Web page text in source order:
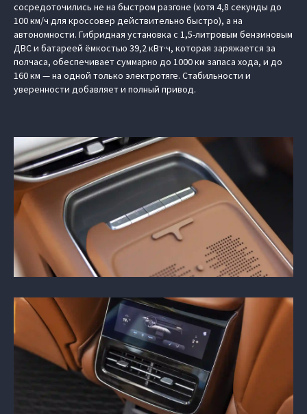
сосредоточились не на быстром разгоне (хотя 4,8 секунды до
100 км/ч для кроссовер действительно быстро), а на
автономности. Гибридная установка с 1,5-литровым бензиновым
ДВС и батареей ёмкостью 39,2 кВт·ч, которая заряжается за
полчаса, обеспечивает суммарно до 1000 км запаса хода, и до
160 км — на одной только электротяге. Стабильности и
уверенности добавляет и полный привод.